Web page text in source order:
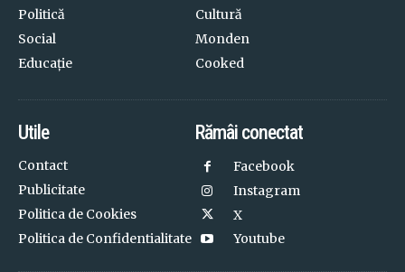
Politică
Social
Educație
Cultură
Monden
Cooked
Utile
Contact
Publicitate
Politica de Cookies
Politica de Confidentialitate
Rămâi conectat
Facebook
Instagram
X
Youtube